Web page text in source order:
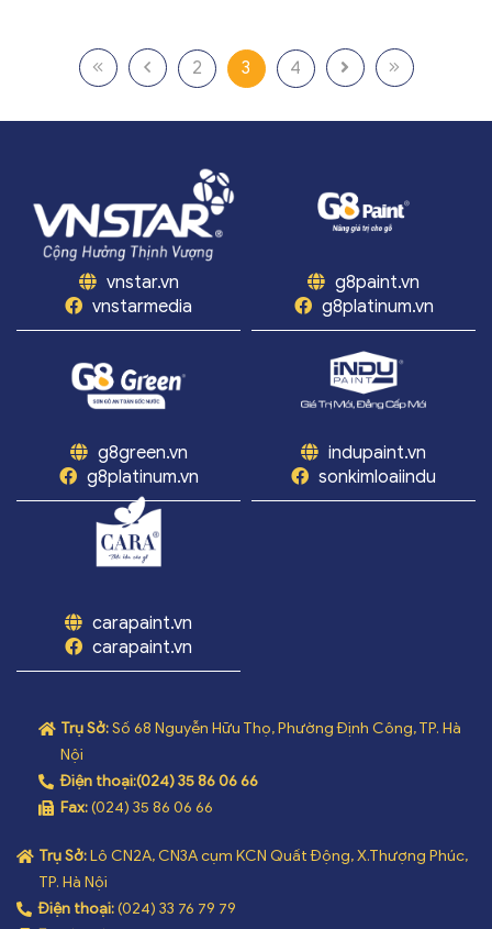
2 3 4
vnstar.vn
vnstarmedia
g8paint.vn
g8platinum.vn
g8green.vn
g8platinum.vn
indupaint.vn
sonkimloaiindu
carapaint.vn
carapaint.vn
Trụ Sở:Số 68 Nguyễn Hữu Thọ, Phường Định Công, TP. Hà
Nội
Điện thoại:(024) 35 86 06 66
Fax:(024) 35 86 06 66
Trụ Sở:Lô CN2A, CN3A cụm KCN Quất Động, X.Thượng Phúc,
TP. Hà Nội
Điện thoại:(024) 33 76 79 79